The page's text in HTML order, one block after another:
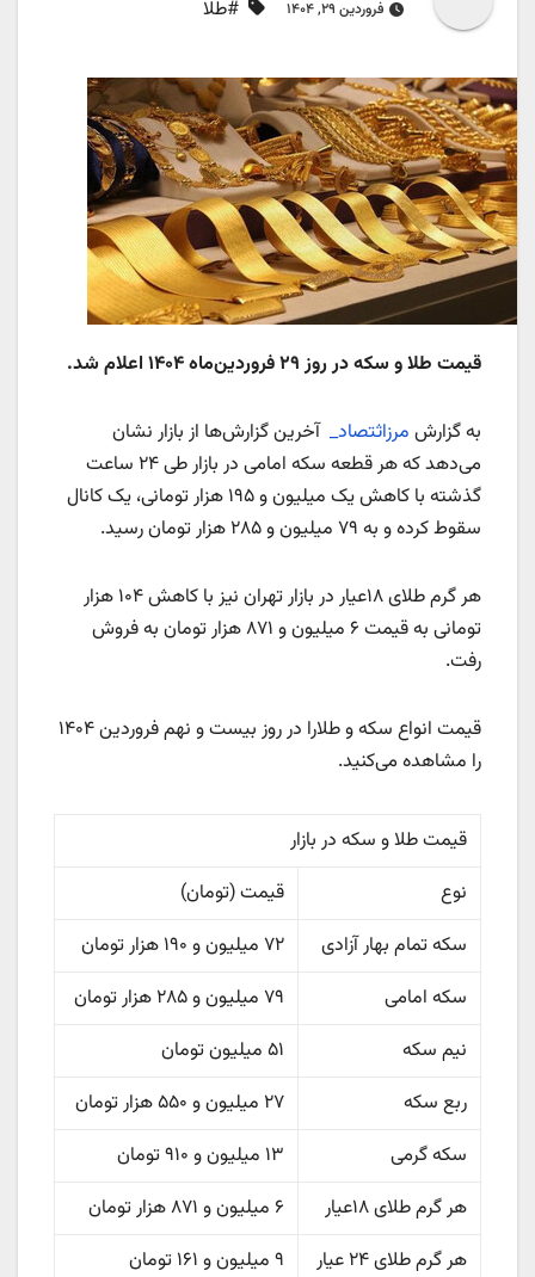
فروردین ۲۹, ۱۴۰۴ #طلا
قیمت طلا و سکه در روز ۲۹ فروردین‌ماه ۱۴۰۴ اعلام شد.
به گزارش مرزاثتصاد_ آخرین گزارش‌ها از بازار نشان
می‌دهد که هر قطعه سکه امامی در بازار طی ۲۴ ساعت
گذشته با کاهش یک میلیون و ۱۹۵ هزار تومانی، یک کانال
سقوط کرده و به ۷۹ میلیون و ۲۸۵ هزار تومان رسید.
هر گرم طلای ۱۸عیار در بازار تهران نیز با کاهش ۱۰۴ هزار
تومانی به قیمت ۶ میلیون و ۸۷۱ هزار تومان به فروش
رفت.
قیمت انواع سکه و طلارا در روز بیست و نهم فروردین ۱۴۰۴
را مشاهده می‌کنید.
قیمت طلا و سکه در بازار
نوع
قیمت (تومان)
سکه تمام بهار آزادی
۷۲ میلیون و ۱۹۰ هزار تومان
سکه امامی
۷۹ میلیون و ۲۸۵ هزار تومان
نیم سکه
۵۱ میلیون تومان
ربع سکه
۲۷ میلیون و ۵۵۰ هزار تومان
سکه گرمی
۱۳ میلیون و ۹۱۰ تومان
هر گرم طلای ۱۸عیار
۶ میلیون و ۸۷۱ هزار تومان
هر گرم طلای ۲۴ عیار
۹ میلیون و ۱۶۱ تومان